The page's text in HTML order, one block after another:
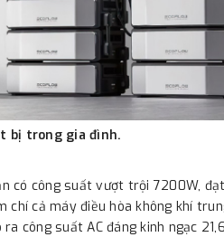
bị trong gia đình.
có công suất vượt trội 7200W,
chí cả máy điều hòa không khí
công suất AC đáng kinh ngạc